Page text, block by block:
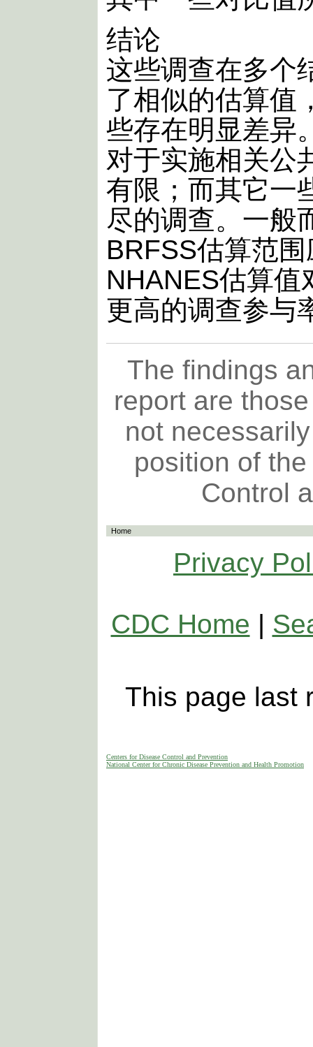
结论
这些调查在多个
了相似的估算值
些存在明显差异
对于实施相关公
有限；而其它一
尽的调查。一般
BRFSS估算范
NHANES估算值
更高的调查参与
The findings
report are
not
position of
Control
Home
Privacy
CDC Home |
This page last
Centers for Disease Control and Prevention
National Center for Chronic Disease Prevention and Health Promotion